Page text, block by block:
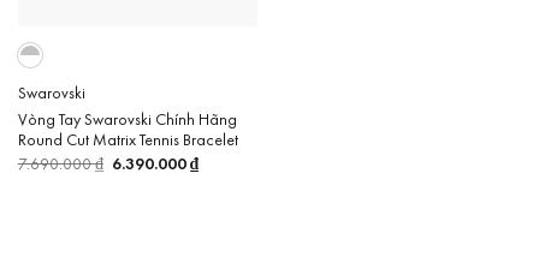
Swarovski
Vòng Tay Swarovski Chính Hãng
Round Cut Matrix Tennis Bracelet
7.690.000₫ Giá
gốc
6.390.000₫Giá
hiện